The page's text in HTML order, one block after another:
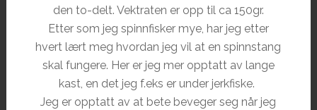
den to-delt. Vektraten er opp til ca 150gr.
Etter som jeg spinnfisker mye, har jeg etter
hvert lært meg hvordan jeg vil at en spinnstang
skal fungere. Her er jeg mer opptatt av lange
kast, en det jeg f.eks er under jerkfiske.
Jeg er opptatt av at bete beveger seg når jeg